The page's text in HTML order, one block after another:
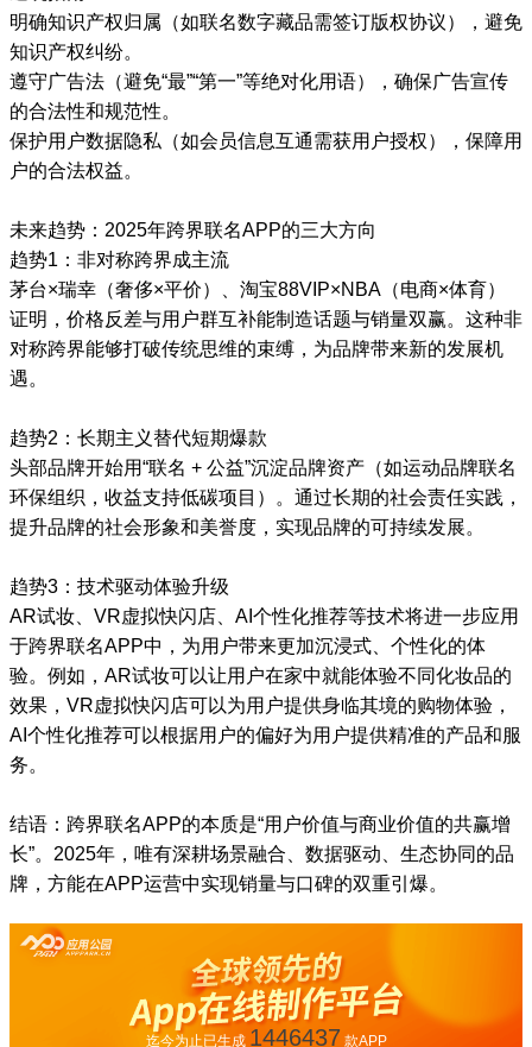
明确知识产权归属（如联名数字藏品需签订版权协议），避免
知识产权纠纷。
遵守广告法（避免“最”“第一”等绝对化用语），确保广告宣传
的合法性和规范性。
保护用户数据隐私（如会员信息互通需获用户授权），保障用
户的合法权益。
未来趋势：2025年跨界联名APP的三大方向
趋势1：非对称跨界成主流
茅台×瑞幸（奢侈×平价）、淘宝88VIP×NBA（电商×体育）
证明，价格反差与用户群互补能制造话题与销量双赢。这种非
对称跨界能够打破传统思维的束缚，为品牌带来新的发展机
遇。
趋势2：长期主义替代短期爆款
头部品牌开始用“联名 + 公益”沉淀品牌资产（如运动品牌联名
环保组织，收益支持低碳项目）。通过长期的社会责任实践，
提升品牌的社会形象和美誉度，实现品牌的可持续发展。
趋势3：技术驱动体验升级
AR试妆、VR虚拟快闪店、AI个性化推荐等技术将进一步应用
于跨界联名APP中，为用户带来更加沉浸式、个性化的体
验。例如，AR试妆可以让用户在家中就能体验不同化妆品的
效果，VR虚拟快闪店可以为用户提供身临其境的购物体验，
AI个性化推荐可以根据用户的偏好为用户提供精准的产品和服
务。
结语：跨界联名APP的本质是“用户价值与商业价值的共赢增
长”。2025年，唯有深耕场景融合、数据驱动、生态协同的品
牌，方能在APP运营中实现销量与口碑的双重引爆。
迄今为止已生成 1446437 款APP